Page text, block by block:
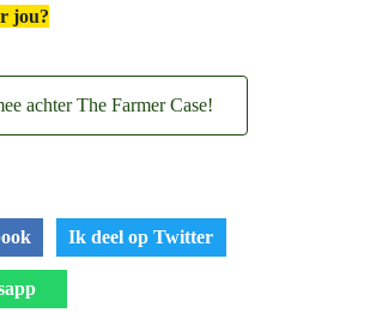
jou?
achter The Farmer Case!
Ik deel op Twitter